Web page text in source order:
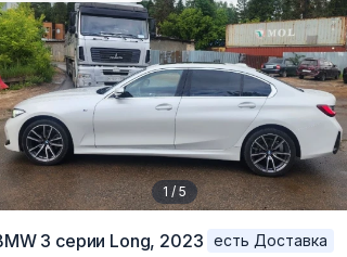
1 / 5
3 серии Long, 2023
есть Доставка